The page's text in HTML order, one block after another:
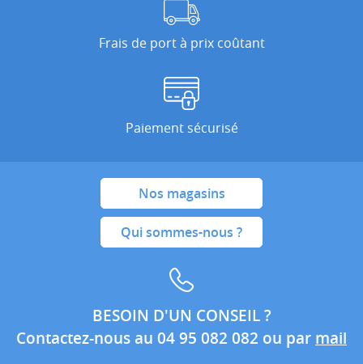
Frais de port à prix coûtant
Paiement sécurisé
Nos magasins
Qui sommes-nous ?
BESOIN D'UN CONSEIL ?
Contactez-nous au 04 95 082 082 ou par mail